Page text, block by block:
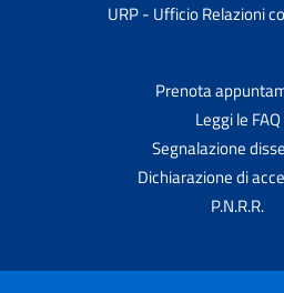
URP - Ufficio Relazioni
Prenota
Leggi le FAQ
Segnalazione
Dichiarazione di
P.N.R.R.